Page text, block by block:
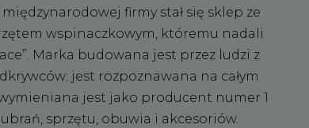
firmy stał się sklep ze
wspinaczkowym, któremu nadali
Marka budowana jest przez ludzi z
jest rozpoznawana na całym
jest jako producent numer 1
sprzętu, obuwia i akcesoriów.